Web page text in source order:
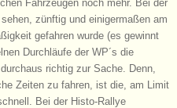
Fahrzeugen noch mehr. Bei der
zünftig und einigermaßen am
gefahren wurde (es gewinnt
Durchläufe der WP´s die
richtig zur Sache. Denn,
Zeiten zu fahren, ist die, am Limit
Bei der Histo-Rallye